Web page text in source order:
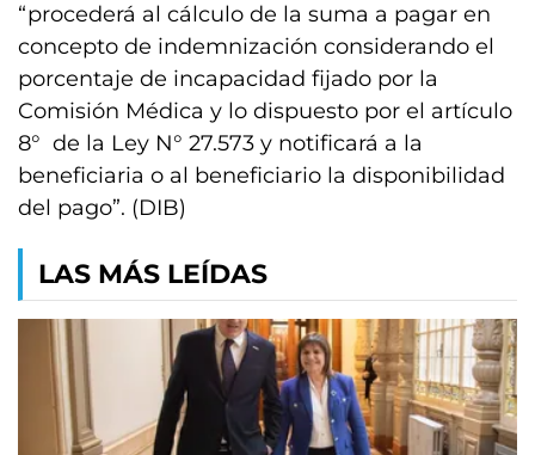
“procederá al cálculo de la suma a pagar en
concepto de indemnización considerando el
porcentaje de incapacidad fijado por la
Comisión Médica y lo dispuesto por el artículo
8° de la Ley N° 27.573 y notificará a la
beneficiaria o al beneficiario la disponibilidad
del pago”. (DIB)
LAS MÁS LEÍDAS